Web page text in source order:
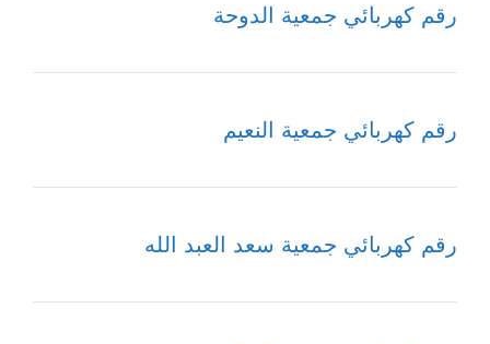
رقم كهربائي جمعية الدوحة
رقم كهربائي جمعية النعيم
رقم كهربائي جمعية سعد العبد الله